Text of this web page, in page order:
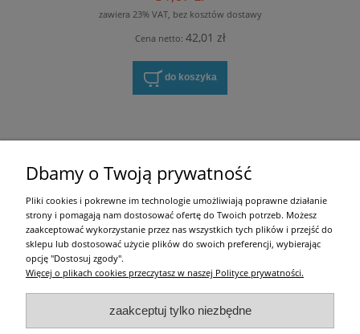
zawiera 23% VAT, bez kosztów dostawy
Cena netto: 42,01 zł
do koszyka
Pomoc
Moje konto
w tym dotyczące pozyskiwania i przetwarzania danych osobowych
zgodnie z obowiązującym rozporządzeniem RODO.
Dbamy o Twoją prywatność
Pliki cookies i pokrewne im technologie umożliwiają poprawne działanie
strony i pomagają nam dostosować ofertę do Twoich potrzeb. Możesz
zaakceptować wykorzystanie przez nas wszystkich tych plików i przejść do
sklepu lub dostosować użycie plików do swoich preferencji, wybierając
opcję "Dostosuj zgody".
Więcej o plikach cookies przeczytasz w naszej Polityce prywatności.
zaakceptuj tylko niezbędne